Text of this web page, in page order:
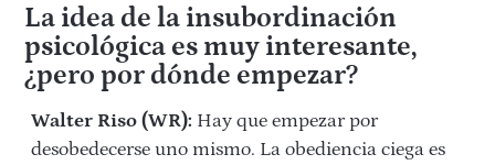
La idea de la insubordinación
psicológica es muy interesante,
¿pero por dónde empezar?
Walter Riso (WR): Hay que empezar por
desobedecerse uno mismo. La obediencia ciega es